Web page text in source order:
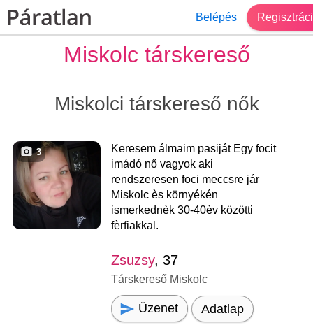
Belépés
Miskolc társkereső
Miskolci társkereső nők
3
Keresem álmaim pasiját Egy focit
imádó nő vagyok aki
rendszeresen foci meccsre jár
Miskolc ès környékén
ismerkednèk 30-40èv közötti
fèrfiakkal.
Zsuzsy, 37
Társkereső Miskolc
Üzenet Adatlap